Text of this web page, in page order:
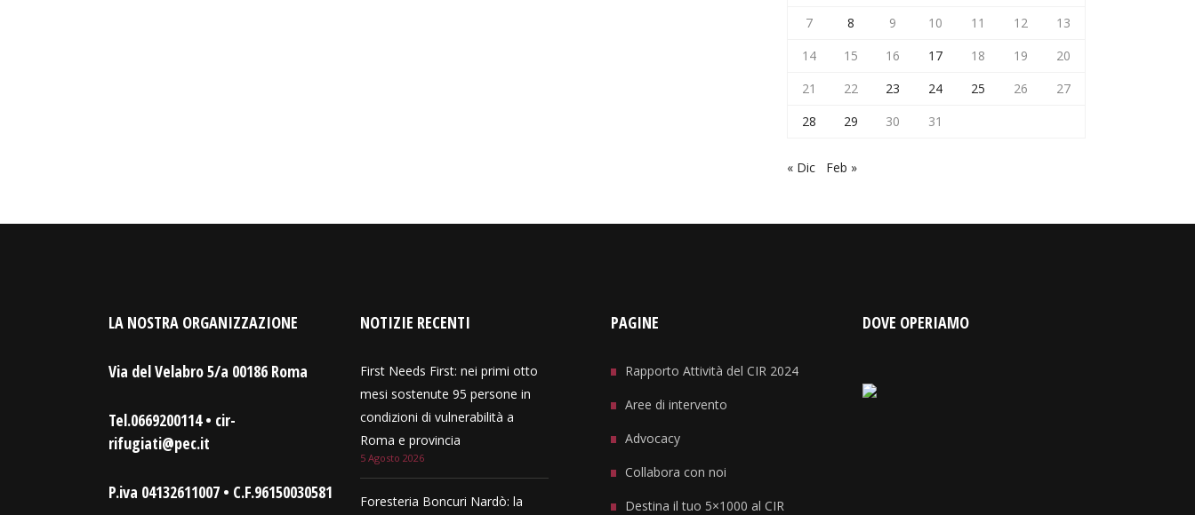
7 8 9 10 11 12
13
14
15 16 17 18 19
20
21
22 23 24 25 26
27
28
29 30 31
« Dic Feb »
LA NOSTRA ORGANIZZAZIONE
Via del Velabro 5/a 00186 Roma
Tel.0669200114 • cir-
rifugiati@pec.it
P.iva 04132611007 • C.F.96150030581
NOTIZIE RECENTI
First Needs First: nei primi otto
mesi sostenute 95 persone in
condizioni di vulnerabilità a
Roma e provincia
5 Agosto 2026
Foresteria Boncuri Nardò: la
PAGINE
Rapporto Attività del CIR 2024
Aree di intervento
Advocacy
Collabora con noi
Destina il tuo 5×1000 al CIR
DOVE OPERIAMO